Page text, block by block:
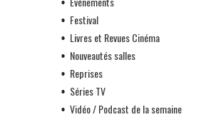
Festival
Livres et Revues Cinéma
Nouveautés salles
Reprises
Séries TV
Vidéo / Podcast de la semaine